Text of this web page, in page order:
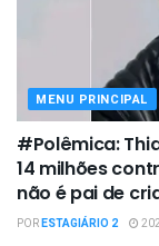
MENU PRINCIPAL
#Polêmica:
14 milhões
não é pai de
PORESTAGIÁRIO 2